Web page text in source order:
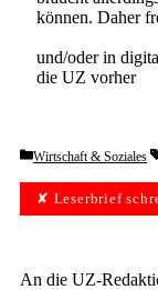
können. Daher
und/oder in
die UZ vorher
Categories
Wirtschaft & Soziales
✘ Leserbrief
An die UZ-